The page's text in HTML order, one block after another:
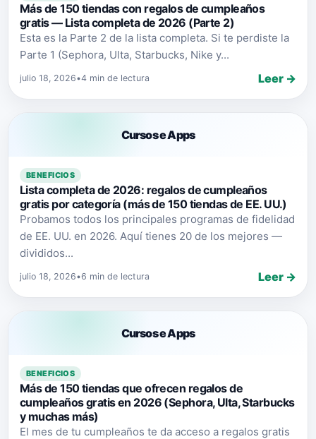
Más de 150 tiendas con regalos de cumpleaños
gratis — Lista completa de 2026 (Parte 2)
Esta es la Parte 2 de la lista completa. Si te perdiste la
Parte 1 (Sephora, Ulta, Starbucks, Nike y...
julio 18, 2026•4 min de lectura Leer →
Cursos e Apps
BENEFICIOS
Lista completa de 2026: regalos de cumpleaños
gratis por categoría (más de 150 tiendas de EE. UU.)
Probamos todos los principales programas de fidelidad
de EE. UU. en 2026. Aquí tienes 20 de los mejores —
divididos...
julio 18, 2026•6 min de lectura Leer →
Cursos e Apps
BENEFICIOS
Más de 150 tiendas que ofrecen regalos de
cumpleaños gratis en 2026 (Sephora, Ulta, Starbucks
y muchas más)
El mes de tu cumpleaños te da acceso a regalos gratis